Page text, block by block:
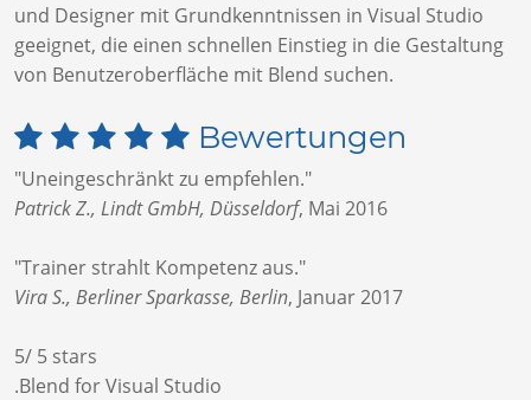
und Designer mit Grundkenntnissen in Visual Studio
geeignet, die einen schnellen Einstieg in die Gestaltung
von Benutzeroberfläche mit Blend suchen.
Bewertungen
"Uneingeschränkt zu empfehlen."
Patrick Z., Lindt GmbH, Düsseldorf, Mai 2016
"Trainer strahlt Kompetenz aus."
Vira S., Berliner Sparkasse, Berlin, Januar 2017
5/ 5 stars
.Blend for Visual Studio